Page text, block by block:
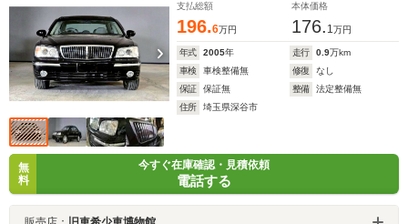
支払総額
196.6万円
本体価格
176. 1万円
年式 2005年 走行 0.9万km
車検
車検整備無 修復
なし
保証
保証無 整備
法定整備無
住所
埼玉県深谷市
無
料
今すぐ在庫確認・見積依頼
電話する